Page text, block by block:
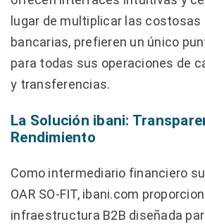
lugar de multiplicar las costosas
bancarias, prefieren un único
para todas sus operaciones de
y transferencias.
La Solución ibani:
Rendimiento
Como intermediario financiero
OAR SO-FIT, ibani.com
infraestructura B2B diseñada